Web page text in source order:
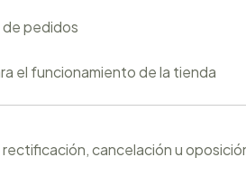
de pedidos
el funcionamiento de la tienda
cancelación u